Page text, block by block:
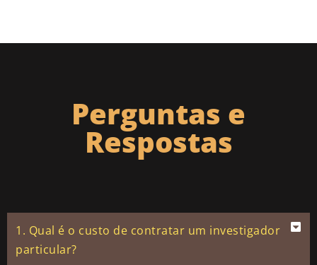
Perguntas e
Respostas
1. Qual é o custo de contratar um investigador
particular?